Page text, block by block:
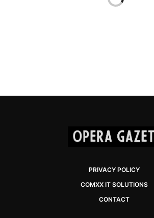
PRIVACY POLICY
COMXX IT SOLUTIONS
CONTACT